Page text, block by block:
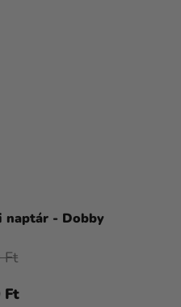
naptár - Dobby
Ft
Ft